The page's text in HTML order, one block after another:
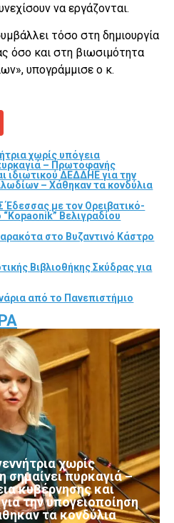
να εργάζονται.
τόσο στη δημιουργία
όσο και στη βιωσιμότητα
υπογράμμισε ο κ.
χωρίς υπόγεια
– Πρωτοφανής
ιδιωτικού ΔΕΔΔΗΕ για την
– Χάθηκαν τα κονδύλια
με τον Ορειβατικό-
Βελιγραδίου
στο Βυζαντινό Κάστρο
Βιβλιοθήκης Σκύδρας για
από το Πανεπιστήμιο
χωρίς
σημαίνει πυρκαγιά –
κυβέρνησης και
την υπογειοποίηση
τα κονδύλια